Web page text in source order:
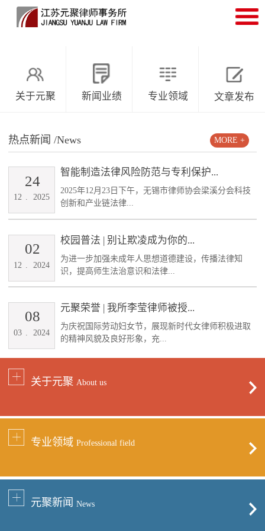
关于元聚 新闻业绩 专业领域 文章发布
热点新闻 /News
智能制造法律风险防范与专利保护...
2025年12月23日下午，无锡市律师协会梁溪分会科技
创新和产业链法律...
12 . 2025
24
校园普法 | 别让欺凌成为你的...
为进一步加强未成年人思想道德建设，传播法律知
识，提高师生法治意识和法律...
12 2024
02
元聚荣誉 | 我所李莹律师被授...
为庆祝国际劳动妇女节，展现新时代女律师积极进取
的精神风貌及良好形象，充...
03 2024
08
MORE +
关于元聚 About us
专业领域 Professional field
元聚新闻 News